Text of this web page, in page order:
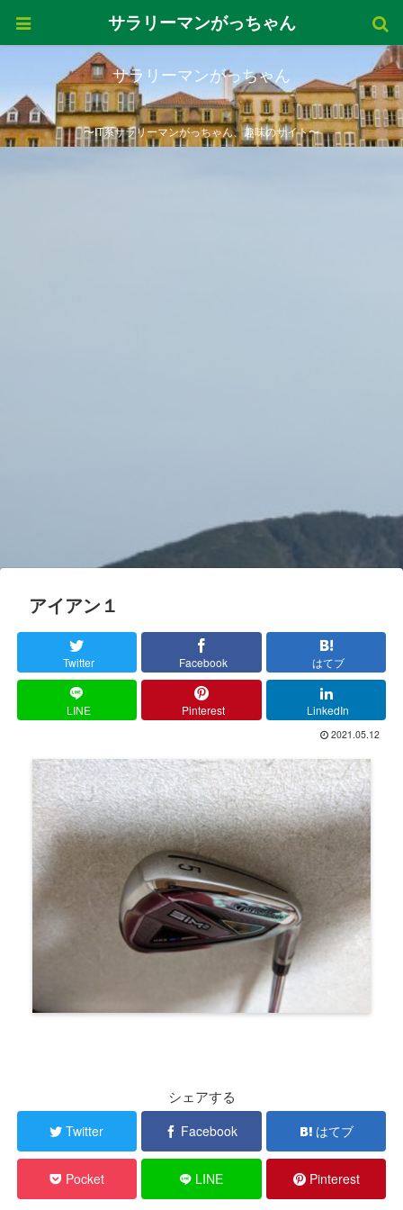
サラリーマンがっちゃん
〜IT系サラリーマンがっちゃん、趣味のサイト〜
アイアン１
Twitter Facebook はてブ
LINE Pinterest LinkedIn
2021.05.12
シェアする
Twitter Facebook はてブ
Pocket LINE Pinterest
サラリーマンがっちゃん